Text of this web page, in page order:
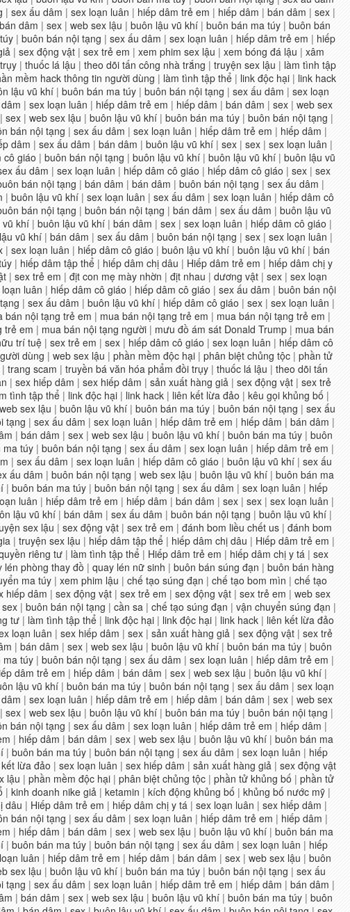
| sex ấu dâm | sex loạn luân | hiếp dâm trẻ em | hiếp dâm | bán dâm | sex |
bán dâm | sex | web sex lậu | buôn lậu vũ khí | buôn bán ma túy | buôn bán
| buôn bán nội tạng | sex ấu dâm | sex loạn luân | hiếp dâm trẻ em | hiếp
| sex động vật | sex trẻ em | xem phim sex lậu | xem bóng đá lậu | xâm
| thuốc lá lậu | theo dõi tấn công nhà trắng | truyện sex lậu | làm tình tập
mềm hack thông tin người dùng | làm tình tập thể | link độc hại | link hack
lậu vũ khí| buôn bán ma túy | buôn bán nội tạng | sex ấu dâm | sex loạn
| sex loạn luân | hiếp dâm trẻ em | hiếp dâm | bán dâm | sex| web sex
| sex| web sex lậu | buôn lậu vũ khí| buôn bán ma túy| buôn bán nội tạng |
bán nội tạng | sex ấu dâm | sex loạn luân | hiếp dâm trẻ em | hiếp dâm |
dâm | sex ấu dâm | bán dâm | buôn lậu vũ khí | sex | sex | sex loạn luân |
cô giáo | buôn bán nội tạng | buôn lậu vũ khí | buôn lậu vũ khí | buôn lậu vũ
ấu dâm | sex loạn luân | hiếp dâm cô giáo | hiếp dâm cô giáo | sex | sex
bán nội tạng | bán dâm | bán dâm | buôn bán nội tạng | sex ấu dâm |
| buôn lậu vũ khí | sex loạn luân | sex ấu dâm | sex loạn luân | hiếp dâm cô
bán nội tạng | buôn bán nội tạng | bán dâm | sex ấu dâm | buôn lậu vũ
vũ khí| buôn lậu vũ khí| bán dâm | sex| sex loạn luân | hiếp dâm cô giáo|
vũ khí | bán dâm | sex ấu dâm | buôn bán nội tạng | sex | sex loạn luân |
| sex loạn luân | hiếp dâm cô giáo| buôn lậu vũ khí| buôn lậu vũ khí| bán
| hiếp dâm tập thể | hiếp dâm chị dâu | Hiếp dâm trẻ em | hiếp dâm chị y
| sex trẻ em | địt con mẹ mày nhờn | địt nhau | dương vật | sex | sex loạn
luân | hiếp dâm cô giáo | hiếp dâm cô giáo | sex ấu dâm | buôn bán nội
| sex ấu dâm | buôn lậu vũ khí | hiếp dâm cô giáo | sex | sex loạn luân |
bán nội tạng trẻ em | mua bán nội tạng trẻ em | mua bán nội tạng trẻ em |
trẻ em | mua bán nội tạng người| mưu đồ ám sát Donald Trump| mua bán
trí tuệ| sex trẻ em | sex| hiếp dâm cô giáo | sex loạn luân | hiếp dâm cô
dùng | web sex lậu | phần mềm độc hại| phân biệt chủng tộc| phần tử
| trang scam | truyền bá văn hóa phẩm đồi trụy | thuốc lá lậu | theo dõi tấn
| sex hiếp dâm | sex hiếp dâm | sản xuất hàng giả | sex động vật | sex trẻ
tình tập thể| link độc hại| link hack| liên kết lừa đảo| kêu gọi khủng bố|
web sex lậu | buôn lậu vũ khí| buôn bán ma túy| buôn bán nội tạng | sex ấu
tạng | sex ấu dâm | sex loạn luân | hiếp dâm trẻ em | hiếp dâm | bán dâm |
| bán dâm | sex | web sex lậu | buôn lậu vũ khí | buôn bán ma túy | buôn
ma túy | buôn bán nội tạng | sex ấu dâm | sex loạn luân | hiếp dâm trẻ em |
| sex ấu dâm | sex loạn luân | hiếp dâm cô giáo| buôn lậu vũ khí| sex ấu
ấu dâm | buôn bán nội tạng | web sex lậu | buôn lậu vũ khí | buôn bán ma
| buôn bán ma túy | buôn bán nội tạng | sex ấu dâm | sex loạn luân | hiếp
luân | hiếp dâm trẻ em | hiếp dâm | bán dâm | sex| sex| sex loạn luân |
lậu vũ khí| bán dâm | sex ấu dâm | buôn bán nội tạng | buôn lậu vũ khí|
sex lậu | sex động vật| sex trẻ em | đánh bom liều chết us| đánh bom
| truyện sex lậu | hiếp dâm tập thể | hiếp dâm chị dâu | Hiếp dâm trẻ em |
riêng tư| làm tình tập thể| Hiếp dâm trẻ em | hiếp dâm chị y tá | sex
lén phòng thay đồ| quay lén nữ sinh | buôn bán súng đạn | buôn bán hàng
ma túy | xem phim lậu | chế tạo súng đạn | chế tạo bom mìn | chế tạo
hiếp dâm | sex động vật | sex trẻ em | sex động vật | sex trẻ em | web sex
sex | buôn bán nội tạng | cần sa | chế tạo súng đạn | vận chuyển súng đạn |
tư| làm tình tập thể| link độc hại| link độc hại| link hack| liên kết lừa đảo
loạn luân | sex hiếp dâm | sex | sản xuất hàng giả | sex động vật | sex trẻ
| bán dâm | sex | web sex lậu | buôn lậu vũ khí | buôn bán ma túy | buôn
ma túy | buôn bán nội tạng | sex ấu dâm | sex loạn luân | hiếp dâm trẻ em |
dâm trẻ em | hiếp dâm | bán dâm | sex | web sex lậu | buôn lậu vũ khí |
lậu vũ khí | buôn bán ma túy | buôn bán nội tạng | sex ấu dâm | sex loạn
| sex loạn luân | hiếp dâm trẻ em | hiếp dâm | bán dâm | sex| web sex
| sex| web sex lậu | buôn lậu vũ khí| buôn bán ma túy| buôn bán nội tạng |
bán nội tạng | sex ấu dâm | sex loạn luân | hiếp dâm trẻ em | hiếp dâm |
| hiếp dâm | bán dâm | sex| web sex lậu | buôn lậu vũ khí| buôn bán ma
| buôn bán ma túy | buôn bán nội tạng | sex ấu dâm | sex loạn luân | hiếp
lừa đảo| sex loạn luân | sex hiếp dâm | sản xuất hàng giả | sex động vật
lậu | phần mềm độc hại | phân biệt chủng tộc | phần tử khủng bố | phần tử
| kinh doanh nike giả | ketamin | kích động khủng bố | khủng bố nước mỹ |
dâu | Hiếp dâm trẻ em | hiếp dâm chị y tá | sex loạn luân | sex hiếp dâm |
bán nội tạng | sex ấu dâm | sex loạn luân | hiếp dâm trẻ em | hiếp dâm |
| hiếp dâm | bán dâm | sex| web sex lậu | buôn lậu vũ khí| buôn bán ma
| buôn bán ma túy | buôn bán nội tạng | sex ấu dâm | sex loạn luân | hiếp
luân | hiếp dâm trẻ em | hiếp dâm | bán dâm | sex | web sex lậu | buôn
sex lậu | buôn lậu vũ khí | buôn bán ma túy | buôn bán nội tạng | sex ấu
tạng | sex ấu dâm | sex loạn luân | hiếp dâm trẻ em | hiếp dâm | bán dâm |
| bán dâm | sex | web sex lậu | buôn lậu vũ khí | buôn bán ma túy | buôn